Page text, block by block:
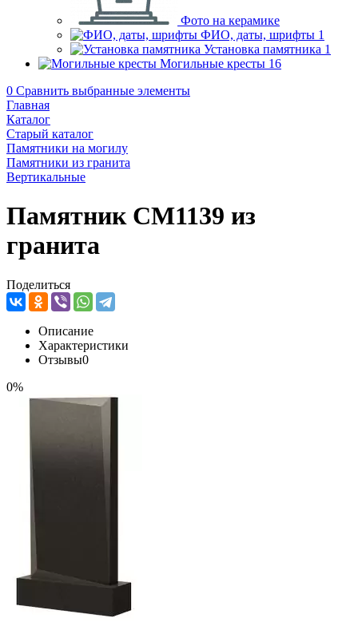
Фото на керамике
ФИО, даты, шрифты 1
Установка памятника 1
Могильные кресты 16
0 Сравнить выбранные элементы
Главная
Каталог
Старый каталог
Памятники на могилу
Памятники из гранита
Вертикальные
Памятник CM1139 из
гранита
Поделиться
Описание
Характеристики
Отзывы0
0%